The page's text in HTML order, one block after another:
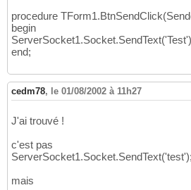
procedure
begin
end;
cedm78, le 01/08/2002 à 11h27
J'ai trouvé !
c'est pas
ServerSocket1.Socket.SendText('test');
mais